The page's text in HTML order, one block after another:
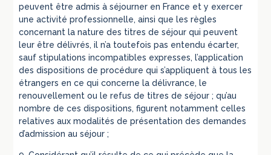
peuvent être admis à séjourner en France et y exercer
une activité professionnelle, ainsi que les règles
concernant la nature des titres de séjour qui peuvent
leur être délivrés, il n’a toutefois pas entendu écarter,
sauf stipulations incompatibles expresses, l’application
des dispositions de procédure qui s’appliquent à tous les
étrangers en ce qui concerne la délivrance, le
renouvellement ou le refus de titres de séjour ; qu’au
nombre de ces dispositions, figurent notamment celles
relatives aux modalités de présentation des demandes
d’admission au séjour ;